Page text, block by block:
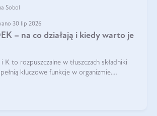
Sobol
30 lip 2026
– na co działają i kiedy warto je
K to rozpuszczalne w tłuszczach składniki
kluczowe funkcje w organizmie.